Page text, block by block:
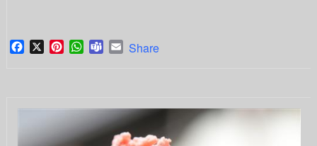
Facebook
X PinterestWhatsApp
TeamsEmail
Share